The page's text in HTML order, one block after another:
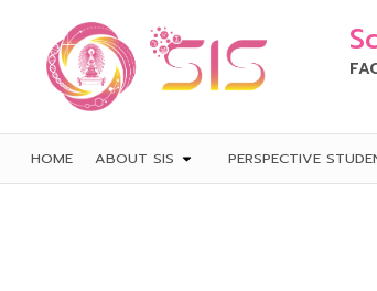
HOME ABOUT SIS PERSPECTIVE